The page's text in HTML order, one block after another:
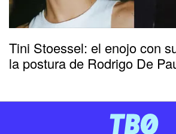
Tini Stoessel: el enojo con
la postura de Rodrigo De